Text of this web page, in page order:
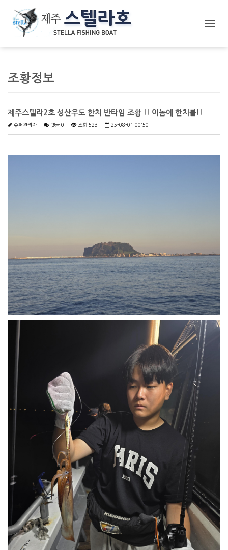
조황정보
제주스텔라2호 성산우도 한치 반타임 조황 !! 이놈에 한치를!!
슈퍼관리자 댓글 0 조회 523 25-08-01 00:50